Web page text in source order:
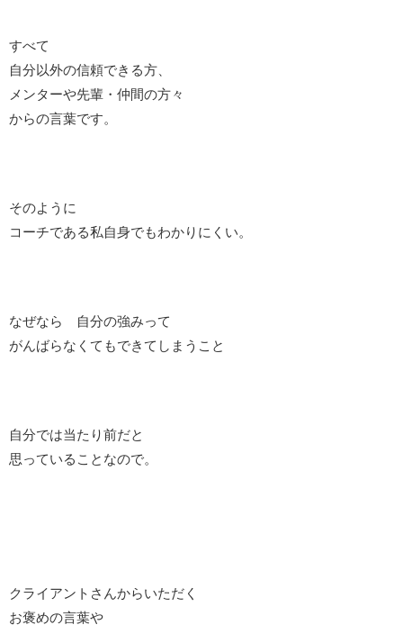
すべて
自分以外の信頼できる方、
メンターや先輩・仲間の方々
からの言葉です。
そのように
コーチである私自身でもわかりにくい。
なぜなら 自分の強みって
がんばらなくてもできてしまうこと
自分では当たり前だと
思っていることなので。
クライアントさんからいただく
お褒めの言葉や